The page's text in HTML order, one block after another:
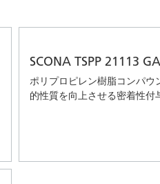
SCONA TSPP 21113 GA
ポリプロピレン樹脂コンパウ
的性質を向上させる密着性付